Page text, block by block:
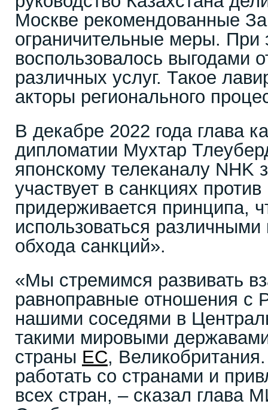
Москве рекомендованные
ограничительные меры. При
воспользовалось выгодами
различных услуг. Такое
акторы регионального
В декабре 2022 года глава
дипломатии Мухтар
японскому телеканалу NHK
участвует в санкциях
придерживается принципа,
использоваться
обхода санкций».
«Мы стремимся развивать
равноправные отношения с
нашими соседями в
такими мировыми
страны ЕС,
работать со странами и
всех стран, – сказал глава